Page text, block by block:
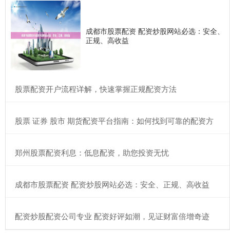
成都市股票配资 配资炒股网站必选：安全、
正规、高收益
​股票配资开户流程详解，快速掌握正规配资方法
​股票 证券 股市 期货配资平台指南：如何找到可靠的配资方
​郑州股票配资利息：低息配资，助您投资无忧
​成都市股票配资 配资炒股网站必选：安全、正规、高收益
​配资炒股配资公司专业 配资好评如潮，见证财富倍增奇迹